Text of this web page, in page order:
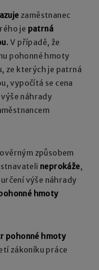
zaměstnanec
je patrná
. V případě, že
pohonné hmoty
ze kterých je patrná
vypočítá se cena
náhrady
způsobem
neprokáže,
výše náhrady
hmoty
pohonné hmoty
zákoníku práce